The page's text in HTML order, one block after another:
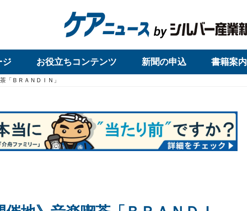
ジ お役立ちコンテンツ 新聞の申込 書籍案内
「ＢＲＡＮＤＩＮ」